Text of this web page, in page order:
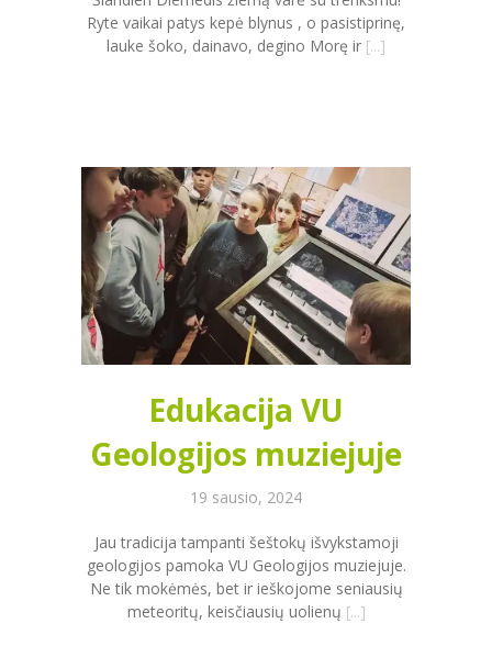
Ryte vaikai patys kepė blynus , o pasistiprinę,
lauke šoko, dainavo, degino Morę ir [...]
Edukacija VU
Geologijos muziejuje
19 sausio, 2024
Jau tradicija tampanti šeštokų išvykstamoji
geologijos pamoka VU Geologijos muziejuje.
Ne tik mokėmės, bet ir ieškojome seniausių
meteoritų, keisčiausių uolienų [...]